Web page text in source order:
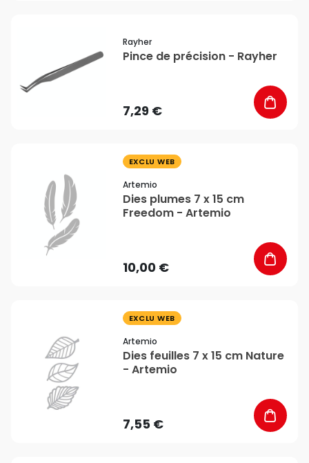
Rayher
Pince de précision - Rayher
7,29 €
EXCLU WEB
Artemio
Dies plumes 7 x 15 cm
Freedom - Artemio
10,00 €
EXCLU WEB
Artemio
Dies feuilles 7 x 15 cm Nature
- Artemio
7,55 €